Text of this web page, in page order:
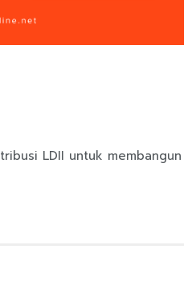
LDII untuk membangun